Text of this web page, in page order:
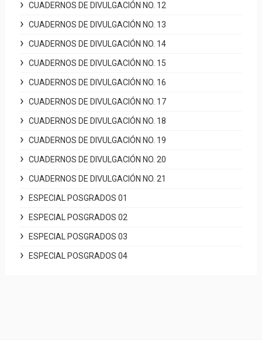
CUADERNOS DE DIVULGACIÓN NO. 12
CUADERNOS DE DIVULGACIÓN NO. 13
CUADERNOS DE DIVULGACIÓN NO. 14
CUADERNOS DE DIVULGACIÓN NO. 15
CUADERNOS DE DIVULGACIÓN NO. 16
CUADERNOS DE DIVULGACIÓN NO. 17
CUADERNOS DE DIVULGACIÓN NO. 18
CUADERNOS DE DIVULGACIÓN NO. 19
CUADERNOS DE DIVULGACIÓN NO. 20
CUADERNOS DE DIVULGACIÓN NO. 21
ESPECIAL POSGRADOS 01
ESPECIAL POSGRADOS 02
ESPECIAL POSGRADOS 03
ESPECIAL POSGRADOS 04